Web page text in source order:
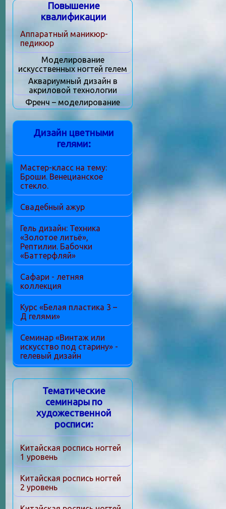
Повышение
квалификации
Аппаратный маникюр-
педикюр
Моделирование
искусственных ногтей гелем
Аквариумный дизайн в
акриловой технологии
Френч – моделирование
Дизайн цветными
гелями:
Мастер-класс на тему:
Броши. Венецианское
стекло.
Свадебный ажур
Гель дизайн: Техника
«Золотое литьё»,
Рептилии. Бабочки
«Баттерфляй»
Сафари - летняя
коллекция
Курс «Белая пластика 3 –
Д гелями»
Семинар «Винтаж или
искусство под старину» -
гелевый дизайн
Тематические
семинары по
художественной
росписи:
Китайская роспись ногтей
1 уровень
Китайская роспись ногтей
2 уровень